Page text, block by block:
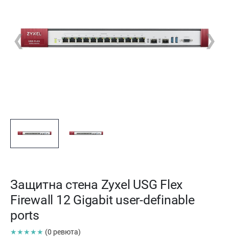
❮ ❯
Защитна стена Zyxel USG Flex
Firewall 12 Gigabit user-definable
ports
★★★★★ (0 ревюта)